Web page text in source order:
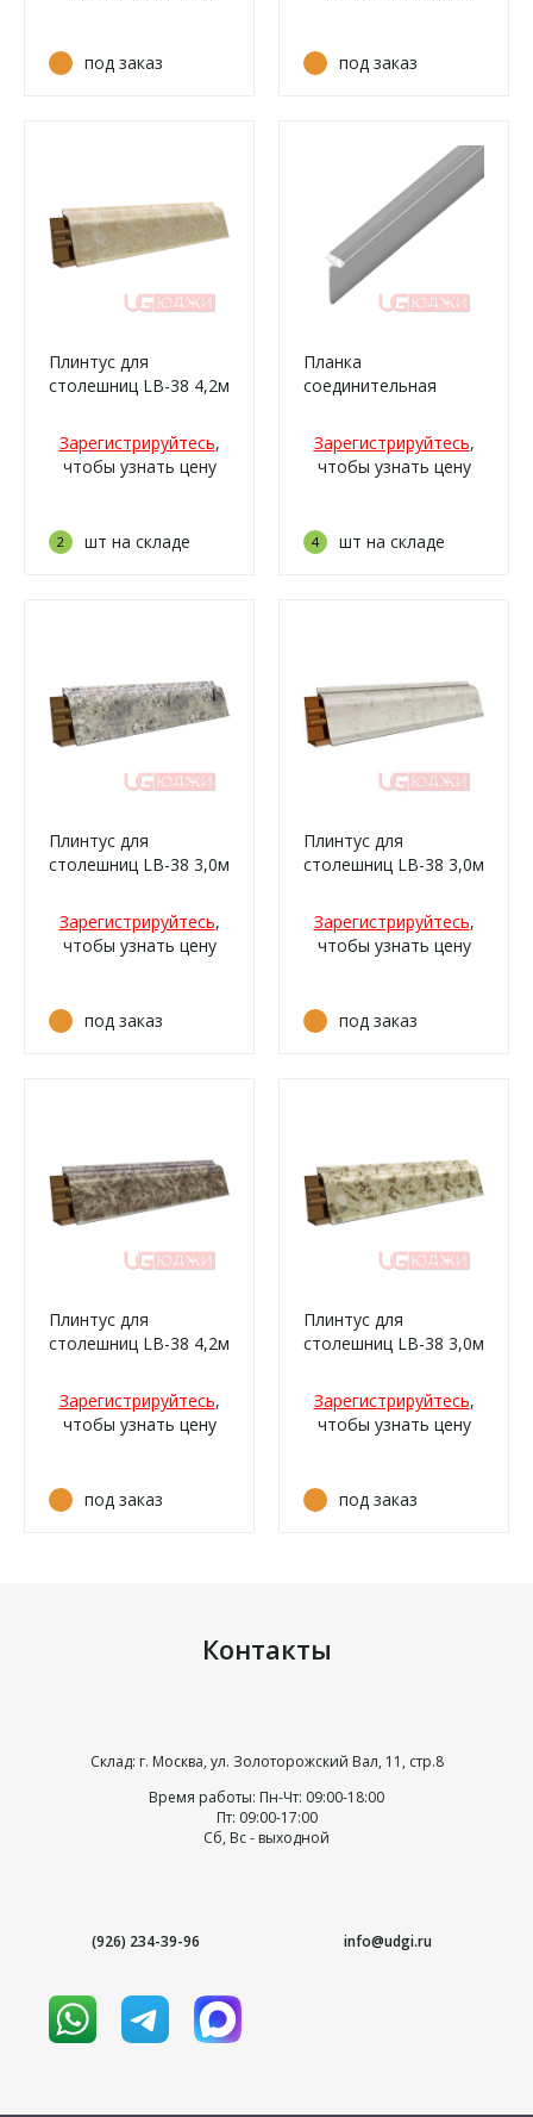
под заказ под заказ
Плинтус для
столешниц LB-38 4,2м
4026м, 4026г/332)
Зарегистрируйтесь,
чтобы узнать цену
2 шт на складе
Планка
соединительная
матовая
Зарегистрируйтесь,
чтобы узнать цену
4 шт на складе
Плинтус для
столешниц LB-38 3,0м
(057ам, 137м,
950м/210)
Зарегистрируйтесь,
чтобы узнать цену
под заказ
Плинтус для
столешниц LB-38 3,0м
(963м/332)
Зарегистрируйтесь,
чтобы узнать цену
под заказ
Плинтус для
столешниц LB-38 4,2м
(4035м/339)
Зарегистрируйтесь,
чтобы узнать цену
под заказ
Плинтус для
столешниц LB-38 3,0м
(64м/332)
Зарегистрируйтесь,
чтобы узнать цену
под заказ
Контакты
Склад: г. Москва, ул. Золоторожский Вал, 11, стр.8
Время работы: Пн-Чт: 09:00-18:00
Пт: 09:00-17:00
Сб, Вс - выходной
(926) 234-39-96 info@udgi.ru